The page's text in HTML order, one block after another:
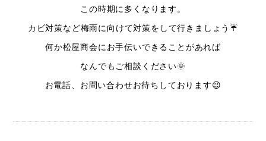
この時期に多くなります。
カビ対策など梅雨に向けて対策をして行きましょう☔️
何か松屋商会にお手伝いできることがあれば
なんでもご相談ください🌞
お電話、お問い合わせお待ちしております😉